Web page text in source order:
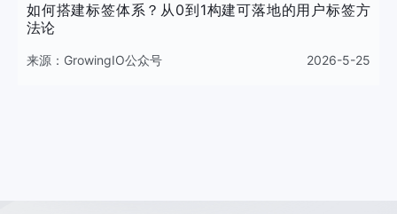
如何搭建标签体系？从0到1构建可落地的用户标签方
法论
来源： GrowingIO公众号 2026-5-25